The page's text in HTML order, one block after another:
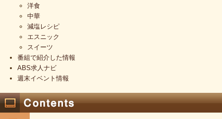
洋食
中華
減塩レシピ
エスニック
スイーツ
番組で紹介した情報
ABS求人ナビ
週末イベント情報